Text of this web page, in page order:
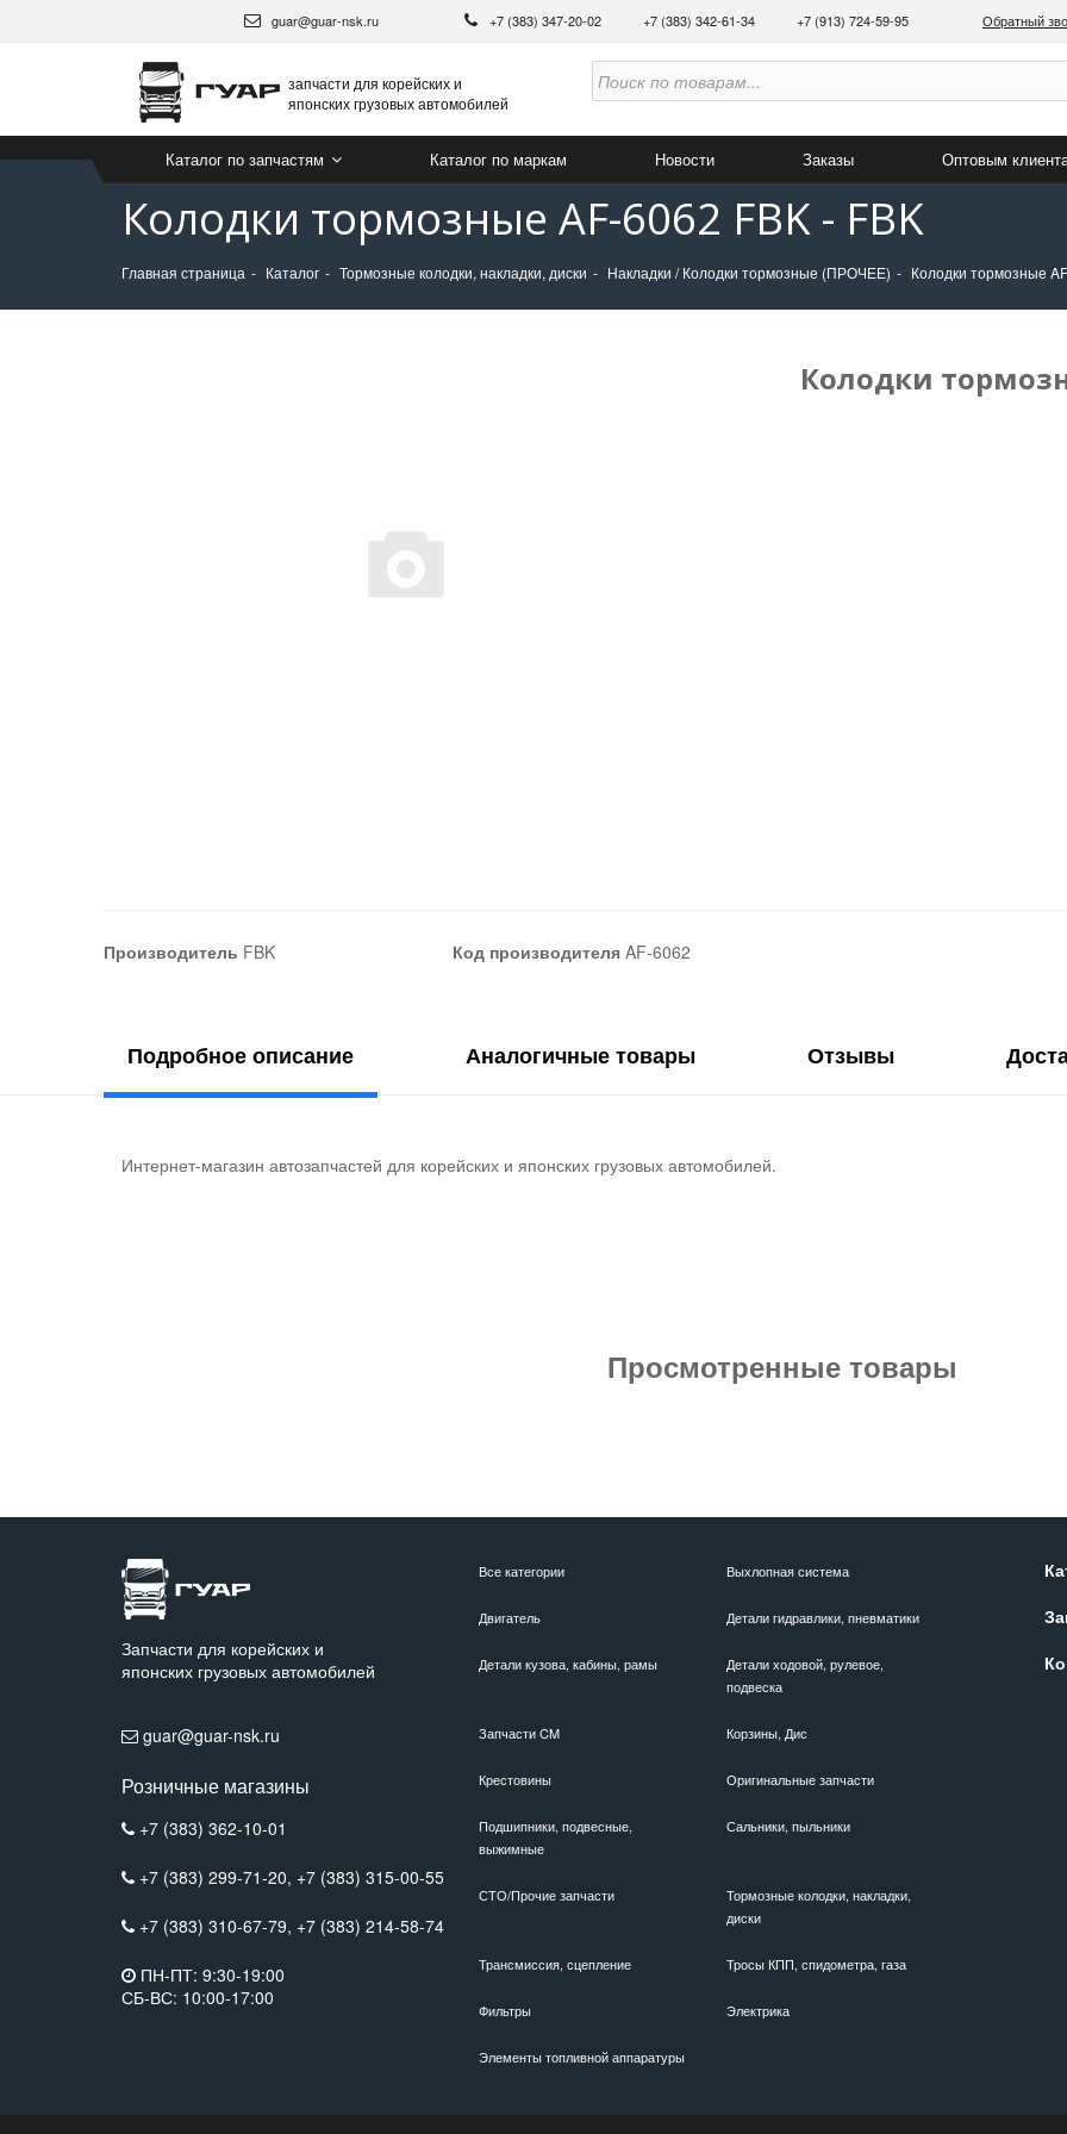
guar@guar-nsk.ru +7 (383) 347-20-02 +7 (383) 342-61-34 +7 (913) 724-59-95 Обратный
запчасти для корейских и
японских грузовых автомобилей
Каталог по запчастям Каталог по маркам Новости Заказы Оптовым
Колодки тормозные AF-6062 FBK - FBK
Главная страница Каталог Тормозные колодки, накладки, диски Накладки / Колодки тормозные (ПРОЧЕЕ) Колодки тормозные
Колодки
Производитель FBK Код производителяAF-6062
Подробное описание Аналогичные товары Отзывы
Интернет-магазин автозапчастей для корейских и японских грузовых автомобилей.
Просмотренные товары
Запчасти для корейских и
японских грузовых автомобилей
guar@guar-nsk.ru
Розничные магазины
+7 (383) 362-10-01
+7 (383) 299-71-20, +7 (383) 315-00-55
+7 (383) 310-67-79, +7 (383) 214-58-74
ПН-ПТ: 9:30-19:00
СБ-ВС: 10:00-17:00
Все категории Выхлопная система
Двигатель Детали гидравлики, пневматики
Детали кузова, кабины, рамы
Детали ходовой, рулевое,
подвеска
Запчасти CM Корзины, Дис
Крестовины Оригинальные запчасти
Подшипники, подвесные,
выжимные
Сальники, пыльники
СТО/Прочие запчасти
Тормозные колодки, накладки,
диски
Трансмиссия, сцепление Тросы КПП, спидометра, газа
Фильтры Электрика
Элементы топливной аппаратуры